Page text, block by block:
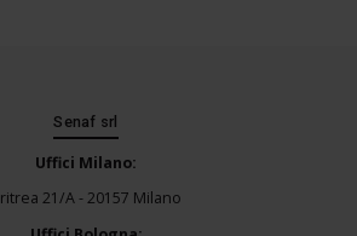
Senaf srl
Uffici Milano:
21/A - 20157 Milano